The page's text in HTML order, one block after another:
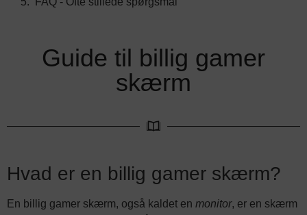
Guide til billig gamer
skærm
Hvad er en billig gamer skærm?
En billig gamer skærm, også kaldet en monitor, er en skærm